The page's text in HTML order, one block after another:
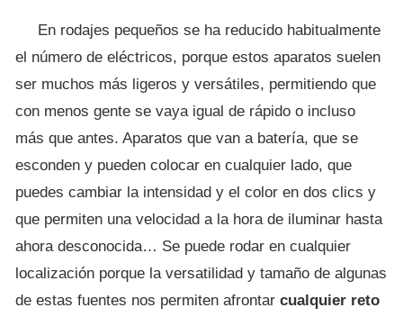
En rodajes pequeños se ha reducido habitualmente
el número de eléctricos, porque estos aparatos suelen
ser muchos más ligeros y versátiles, permitiendo que
con menos gente se vaya igual de rápido o incluso
más que antes. Aparatos que van a batería, que se
esconden y pueden colocar en cualquier lado, que
puedes cambiar la intensidad y el color en dos clics y
que permiten una velocidad a la hora de iluminar hasta
ahora desconocida… Se puede rodar en cualquier
localización porque la versatilidad y tamaño de algunas
de estas fuentes nos permiten afrontar cualquier reto